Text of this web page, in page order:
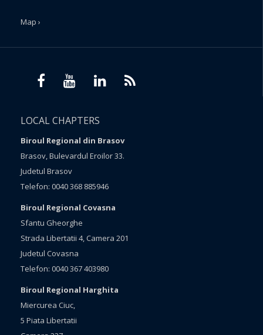
Map ›
LOCAL CHAPTERS
Biroul Regional din Brasov
Brasov, Bulevardul Eroilor 33.
Judetul Brasov
Telefon: 0040 368 885946
Biroul Regional Covasna
Sfantu Gheorghe
Strada Libertatii 4, Camera 201
Judetul Covasna
Telefon: 0040 367 403980
Biroul Regional Harghita
Miercurea Ciuc,
5 Piata Libertatii